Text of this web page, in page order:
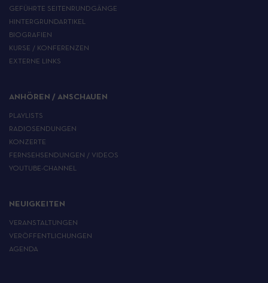
GEFÜHRTE SEITENRUNDGÄNGE
HINTERGRUNDARTIKEL
BIOGRAFIEN
KURSE / KONFERENZEN
EXTERNE LINKS
ANHÖREN / ANSCHAUEN
PLAYLISTS
RADIOSENDUNGEN
KONZERTE
FERNSEHSENDUNGEN / VIDEOS
YOUTUBE-CHANNEL
NEUIGKEITEN
VERANSTALTUNGEN
VERÖFFENTLICHUNGEN
AGENDA